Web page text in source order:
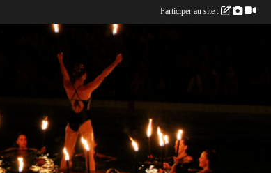
Participer au site :